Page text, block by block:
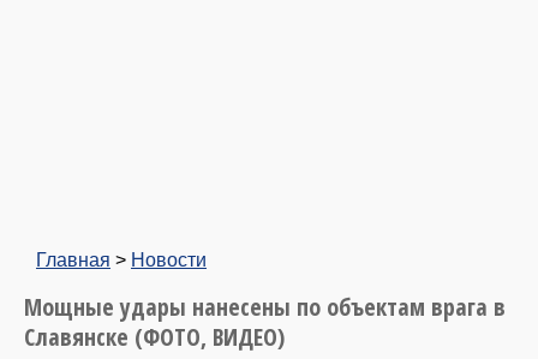
Главная > Новости
Мощные удары нанесены по объектам врага в
Славянске (ФОТО, ВИДЕО)